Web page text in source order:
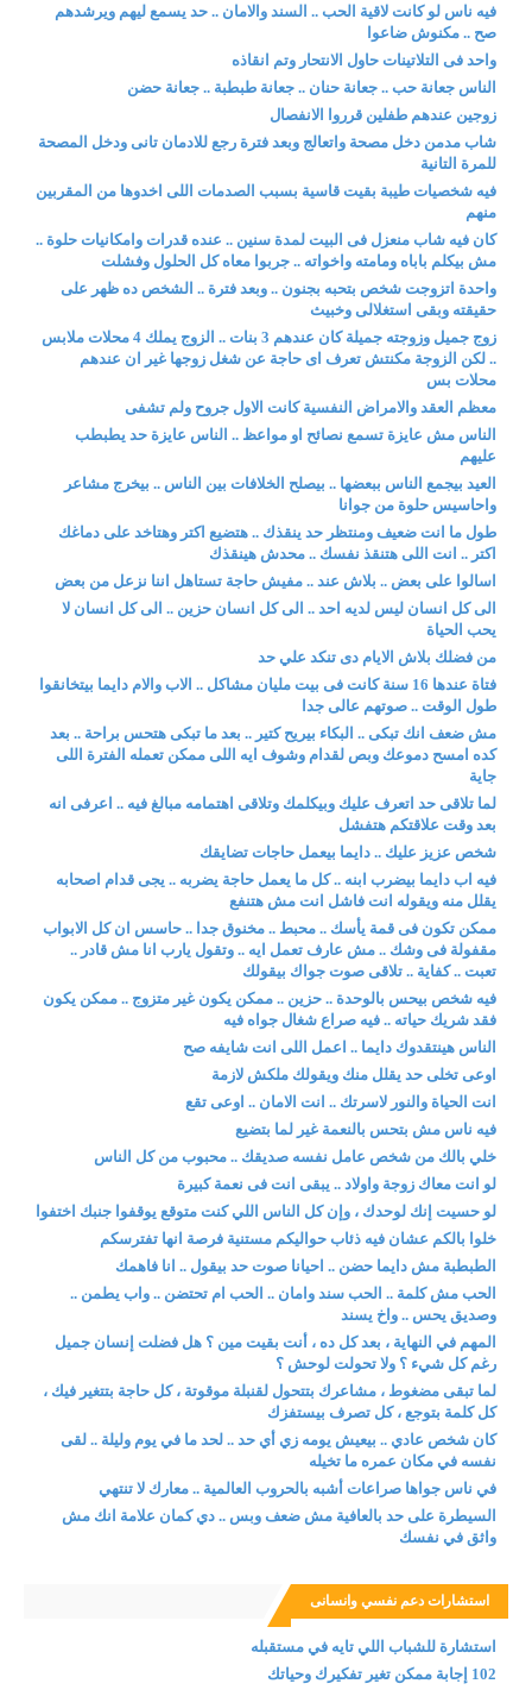
فيه ناس لو كانت لاقية الحب .. السند والامان .. حد يسمع ليهم ويرشدهم
صح .. مكنوش ضاعوا
واحد فى التلاتينات حاول الانتحار وتم انقاذه
الناس جعانة حب .. جعانة حنان .. جعانة طبطبة .. جعانة حضن
زوجين عندهم طفلين قرروا الانفصال
شاب مدمن دخل مصحة واتعالج وبعد فترة رجع للادمان تانى ودخل المصحة
للمرة التانية
فيه شخصيات طيبة بقيت قاسية بسبب الصدمات اللى اخدوها من المقربين
منهم
كان فيه شاب منعزل فى البيت لمدة سنين .. عنده قدرات وامكانيات حلوة ..
مش بيكلم باباه ومامته واخواته .. جربوا معاه كل الحلول وفشلت
واحدة اتزوجت شخص بتحبه بجنون .. وبعد فترة .. الشخص ده ظهر على
حقيقته وبقى استغلالى وخبيث
زوج جميل وزوجته جميلة كان عندهم 3 بنات .. الزوج يملك 4 محلات ملابس
.. لكن الزوجة مكنتش تعرف اى حاجة عن شغل زوجها غير ان عندهم
محلات بس
معظم العقد والامراض النفسية كانت الاول جروح ولم تشفى
الناس مش عايزة تسمع نصائح او مواعظ .. الناس عايزة حد يطبطب
عليهم
العيد بيجمع الناس ببعضها .. بيصلح الخلافات بين الناس .. بيخرج مشاعر
واحاسيس حلوة من جوانا
طول ما انت ضعيف ومنتظر حد ينقذك .. هتضيع اكتر وهتاخد على دماغك
اكتر .. انت اللى هتنقذ نفسك .. محدش هينقذك
اسالوا على بعض .. بلاش عند .. مفيش حاجة تستاهل اننا نزعل من بعض
الى كل انسان ليس لديه احد .. الى كل انسان حزين .. الى كل انسان لا
يحب الحياة
من فضلك بلاش الايام دى تنكد علي حد
فتاة عندها 16 سنة كانت فى بيت مليان مشاكل .. الاب والام دايما بيتخانقوا
طول الوقت .. صوتهم عالى جدا
مش ضعف انك تبكى .. البكاء بيريح كتير .. بعد ما تبكى هتحس براحة .. بعد
كده امسح دموعك وبص لقدام وشوف ايه اللى ممكن تعمله الفترة اللى
جاية
لما تلاقى حد اتعرف عليك وبيكلمك وتلاقى اهتمامه مبالغ فيه .. اعرفى انه
بعد وقت علاقتكم هتفشل
شخص عزيز عليك .. دايما بيعمل حاجات تضايقك
فيه اب دايما بيضرب ابنه .. كل ما يعمل حاجة يضربه .. يجى قدام اصحابه
يقلل منه ويقوله انت فاشل انت مش هتنفع
ممكن تكون فى قمة يأسك .. محبط .. مخنوق جدا .. حاسس ان كل الابواب
مقفولة فى وشك .. مش عارف تعمل ايه .. وتقول يارب انا مش قادر ..
تعبت .. كفاية .. تلاقى صوت جواك بيقولك
فيه شخص بيحس بالوحدة .. حزين .. ممكن يكون غير متزوج .. ممكن يكون
فقد شريك حياته .. فيه صراع شغال جواه فيه
الناس هينتقدوك دايما .. اعمل اللى انت شايفه صح
اوعى تخلى حد يقلل منك ويقولك ملكش لازمة
انت الحياة والنور لاسرتك .. انت الامان .. اوعى تقع
فيه ناس مش بتحس بالنعمة غير لما بتضيع
خلي بالك من شخص عامل نفسه صديقك .. محبوب من كل الناس
لو انت معاك زوجة واولاد .. يبقى انت فى نعمة كبيرة
لو حسيت إنك لوحدك ، وإن كل الناس اللي كنت متوقع يوقفوا جنبك اختفوا
خلوا بالكم عشان فيه ذئاب حواليكم مستنية فرصة انها تفترسكم
الطبطبة مش دايما حضن .. احيانا صوت حد بيقول .. انا فاهمك
الحب مش كلمة .. الحب سند وامان .. الحب ام تحتضن .. واب يطمن ..
وصديق يحس .. واخ يسند
المهم في النهاية ، بعد كل ده ، أنت بقيت مين ؟ هل فضلت إنسان جميل
رغم كل شيء ؟ ولا تحولت لوحش ؟
لما تبقى مضغوط ، مشاعرك بتتحول لقنبلة موقوتة ، كل حاجة بتتغير فيك ،
كل كلمة بتوجع ، كل تصرف بيستفزك
كان شخص عادي .. بيعيش يومه زي أي حد .. لحد ما في يوم وليلة .. لقى
نفسه في مكان عمره ما تخيله
في ناس جواها صراعات أشبه بالحروب العالمية .. معارك لا تنتهي
السيطرة على حد بالعافية مش ضعف وبس .. دي كمان علامة انك مش
واثق في نفسك
استشارات دعم نفسي وانسانى
استشارة للشباب اللي تايه في مستقبله
102 إجابة ممكن تغير تفكيرك وحياتك